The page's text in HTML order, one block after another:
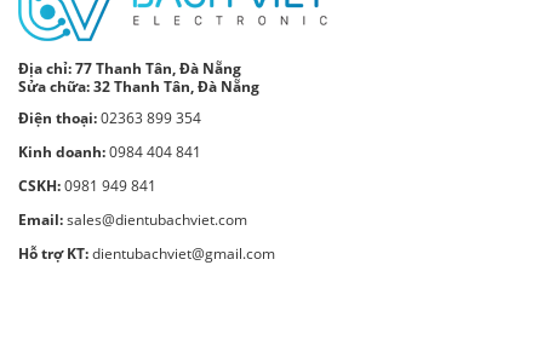
Địa chỉ:77 Thanh Tân, Đà Nẵng
Sửa chữa: 32 Thanh Tân, Đà Nẵng
Điện thoại:02363 899 354
Kinh doanh:0984 404 841
CSKH:0981 949 841
Email:sales@dientubachviet.com
Hỗ trợ KT:dientubachviet@gmail.com